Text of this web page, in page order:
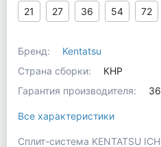
21 27 36 54 72
Бренд:
Kentatsu
Страна сборки:
КНР
Гарантия производителя:
Все характеристики
Сплит-система KENTATSU